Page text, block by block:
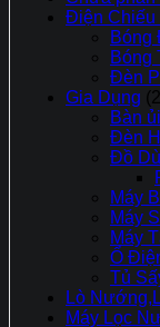
Điện Chiếu
Bóng
Bóng
Đèn
Gia Dụng
Bàn
Đèn
Đồ
Máy
Máy
Máy
Ổ
Tủ
Lò
Máy Lọc